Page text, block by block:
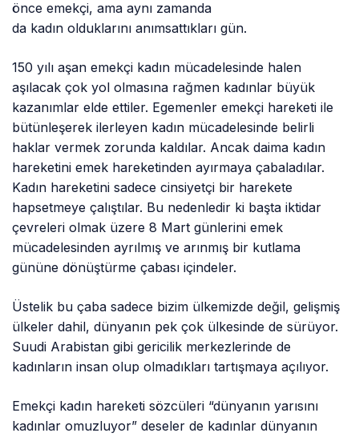
önce emekçi, ama aynı zamanda
da kadın olduklarını anımsattıkları gün.
150 yılı aşan emekçi kadın mücadelesinde halen
aşılacak çok yol olmasına rağmen kadınlar büyük
kazanımlar elde ettiler. Egemenler emekçi hareketi ile
bütünleşerek ilerleyen kadın mücadelesinde belirli
haklar vermek zorunda kaldılar. Ancak daima kadın
hareketini emek hareketinden ayırmaya çabaladılar.
Kadın hareketini sadece cinsiyetçi bir harekete
hapsetmeye çalıştılar. Bu nedenledir ki başta iktidar
çevreleri olmak üzere 8 Mart günlerini emek
mücadelesinden ayrılmış ve arınmış bir kutlama
gününe dönüştürme çabası içindeler.
Üstelik bu çaba sadece bizim ülkemizde değil, gelişmiş
ülkeler dahil, dünyanın pek çok ülkesinde de sürüyor.
Suudi Arabistan gibi gericilik merkezlerinde de
kadınların insan olup olmadıkları tartışmaya açılıyor.
Emekçi kadın hareketi sözcüleri “dünyanın yarısını
kadınlar omuzluyor” deseler de kadınlar dünyanın